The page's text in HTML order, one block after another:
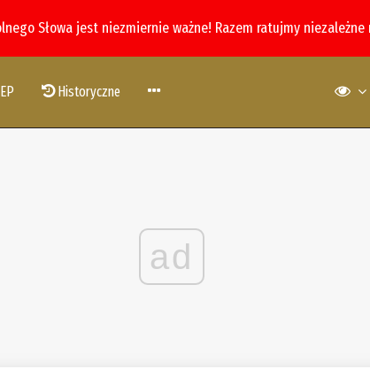
Słowa jest niezmiernie ważne! Razem ratujmy
Historyczne
ad